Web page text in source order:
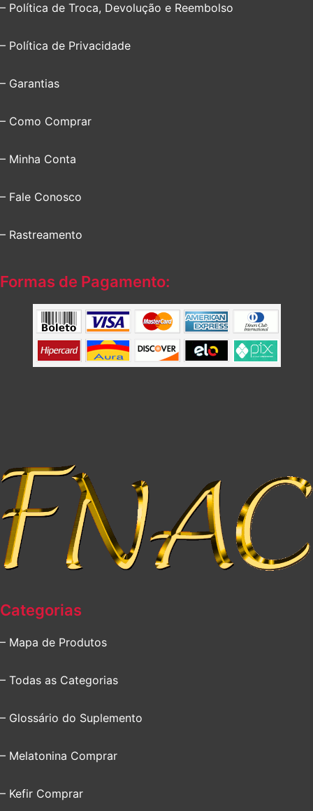
– Política de Troca, Devolução e Reembolso
– Política de Privacidade
– Garantias
– Como Comprar
– Minha Conta
– Fale Conosco
– Rastreamento
Formas de Pagamento:
Categorias
– Mapa de Produtos
– Todas as Categorias
– Glossário do Suplemento
– Melatonina Comprar
– Kefir Comprar